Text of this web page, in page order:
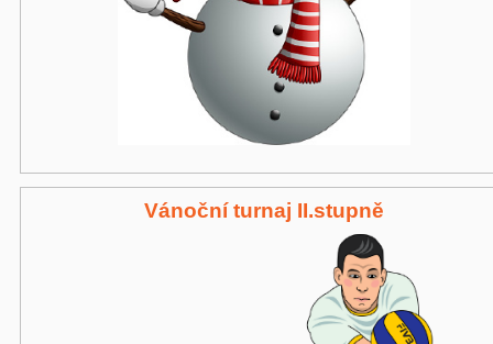
Vánoční turnaj II.stupně